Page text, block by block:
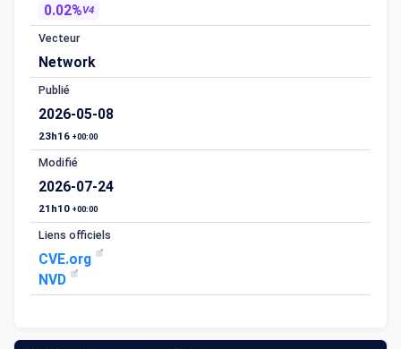
0.02%V4
Vecteur
Network
Publié
2026-05-08
23h16 +00:00
Modifié
2026-07-24
21h10 +00:00
Liens officiels
CVE.org
NVD